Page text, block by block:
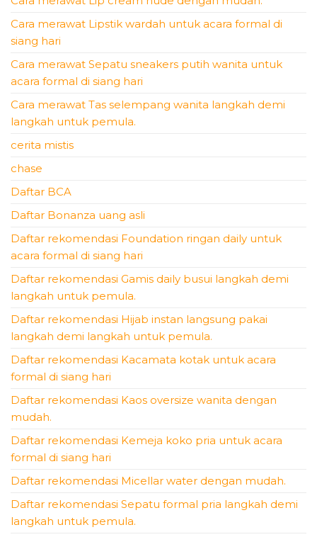
Cara merawat Lipstik wardah untuk acara formal di
siang hari
Cara merawat Sepatu sneakers putih wanita untuk
acara formal di siang hari
Cara merawat Tas selempang wanita langkah demi
langkah untuk pemula.
cerita mistis
chase
Daftar BCA
Daftar Bonanza uang asli
Daftar rekomendasi Foundation ringan daily untuk
acara formal di siang hari
Daftar rekomendasi Gamis daily busui langkah demi
langkah untuk pemula.
Daftar rekomendasi Hijab instan langsung pakai
langkah demi langkah untuk pemula.
Daftar rekomendasi Kacamata kotak untuk acara
formal di siang hari
Daftar rekomendasi Kaos oversize wanita dengan
mudah.
Daftar rekomendasi Kemeja koko pria untuk acara
formal di siang hari
Daftar rekomendasi Micellar water dengan mudah.
Daftar rekomendasi Sepatu formal pria langkah demi
langkah untuk pemula.